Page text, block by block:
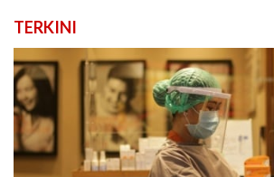
TERKINI